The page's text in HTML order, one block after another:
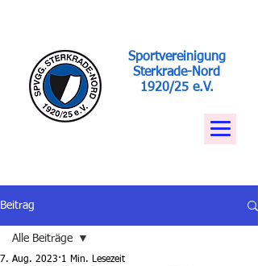
Sportvereinigung
Sterkrade-Nord
1920/25 e.V.
Beitrag
Alle Beiträge
7. Aug. 2023 1 Min. Lesezeit